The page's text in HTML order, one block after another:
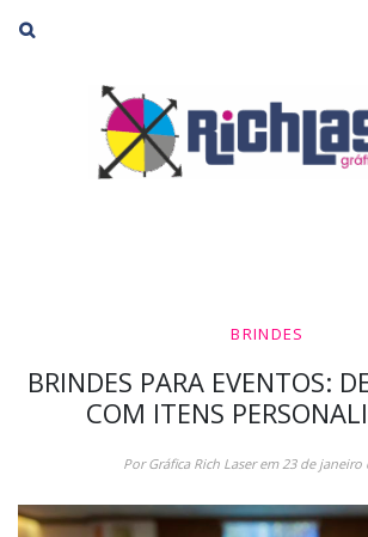
BRINDES
BRINDES PARA EVENTOS:
COM ITENS
Por Gráfica Rich Laser em 23 de janeiro